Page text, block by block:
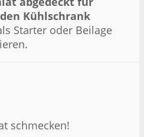
Kühlschrank
Starter oder Beilage
schmecken!